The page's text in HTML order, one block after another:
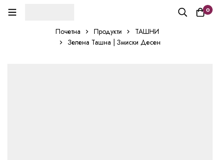
0
Почетна Продукти
ТАШНИ
Зелена Ташна | Змиски Десен